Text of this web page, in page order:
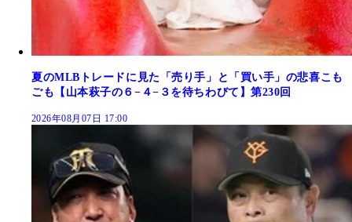
夏のMLBトレードに見た「売り手」と「買い手」の悲喜こも
ごも【山本萩子の６−４−３を待ちわびて】第230回
2026年08月07日 17:00